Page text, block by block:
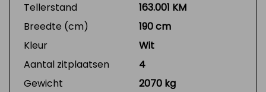
Tellerstand
163.001 KM
Breedte (cm)
190 cm
Kleur
Wit
Aantal zitplaatsen
4
Gewicht
2070 kg